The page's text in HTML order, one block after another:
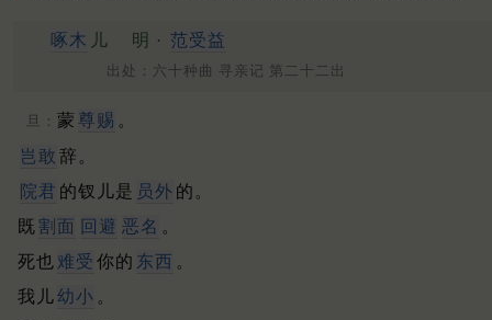
啄木 儿 明 · 范受益
出处：六十种曲 寻亲记 第二十二出
旦： 蒙 尊赐 。
岂敢 辞。
院君 的钗儿是 员外 的。
既割面 回避 恶名 。
死也 难受 你的 东西 。
我儿幼小 。